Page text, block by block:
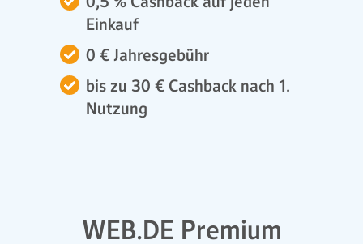
Einkauf
0 € Jahresgebühr
bis zu 30 € Cashback nach 1.
Nutzung
WEB.DE Premium